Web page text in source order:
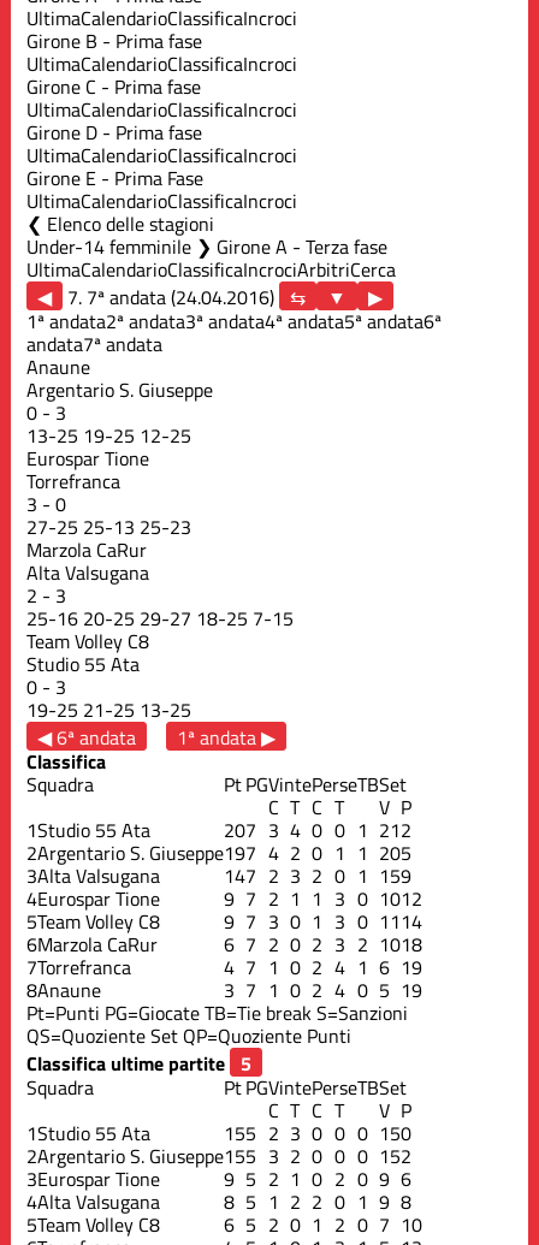
UltimaCalendarioClassificaIncroci
Girone B - Prima fase
UltimaCalendarioClassificaIncroci
Girone C - Prima fase
UltimaCalendarioClassificaIncroci
Girone D - Prima fase
UltimaCalendarioClassificaIncroci
Girone E - Prima Fase
UltimaCalendarioClassificaIncroci
Elenco delle stagioni
Under-14 femminile ❯ Girone A - Terza fase
UltimaCalendarioClassificaIncrociArbitriCerca
◀ 7. 7ª andata (24.04.2016)
▶
1ª andata2ª andata3ª andata4ª andata5ª andata6ª
andata7ª andata
Anaune
Argentario S. Giuseppe
0 - 3
13-25 19-25 12-25
Eurospar Tione
Torrefranca
3 -0
27-25 25-13 25-23
Marzola CaRur
Alta Valsugana
2 - 3
25-16 20-25 29-27 18-25 7-15
Team Volley C8
Studio 55 Ata
0 - 3
19-25 21-25 13-25
◀ 6ª andata
1ª andata ▶
Classifica
Squadra PtPGVintePerseTBSet
C T C T V P
1Studio 55 Ata 207 3 4 0 0 1 212
2Argentario S. Giuseppe197 4 2 0 1 1 205
3Alta Valsugana 147 2 3 2 0 1 159
4Eurospar Tione 9 7 2 1 1 3 0 1012
5Team Volley C8 9 7 3 0 1 3 0 1114
6Marzola CaRur 6 7 2 0 2 3 2 1018
7Torrefranca 4 7 1 0 2 4 1 6 19
8Anaune 3 7 1 0 2 4 0 5 19
Pt=Punti PG=GiocateTB=Tie breakS=Sanzioni
QS=Quoziente Set QP=Quoziente Punti
Classifica ultime partite
Squadra
PtPGVintePerseTBSet
C T C T V P
1Studio 55 Ata 155 2 3 0 0 0 150
2Argentario S. Giuseppe155 3 2 0 0 0 152
3Eurospar Tione 9 5 2 1 0 2 0 9 6
4Alta Valsugana 8 5 1 2 2 0 1 9 8
5Team Volley C8 6 5 2 0 1 2 0 7 10